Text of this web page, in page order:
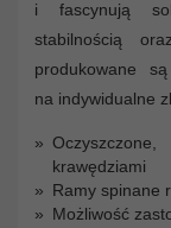
i fascynują
stabilnością
produkowane
na indywidualne
krawędziami
Ramy spinane
Możliwość